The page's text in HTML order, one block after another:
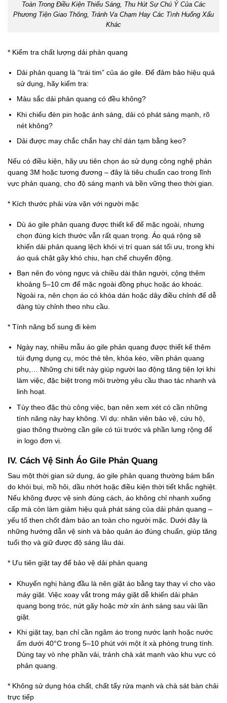
Toàn Trong Điều Kiện Thiếu Sáng, Thu Hút Sự Chú Ý Của Các
Phương Tiện Giao Thông, Tránh Va Chạm Hay Các Tình Huống Xấu
Khác
* Kiểm tra chất lượng dải phản quang
Dải phản quang là “trái tim” của áo gile. Để đảm bảo hiệu quả
sử dụng, hãy kiểm tra:
Màu sắc dải phản quang có đều không?
Khi chiếu đèn pin hoặc ánh sáng, dải có phát sáng mạnh, rõ
nét không?
Dải được may chắc chắn hay chỉ dán tạm bằng keo?
Nếu có điều kiện, hãy ưu tiên chọn áo sử dụng công nghệ phản
quang 3M hoặc tương đương – đây là tiêu chuẩn cao trong lĩnh
vực phản quang, cho độ sáng mạnh và bền vững theo thời gian.
* Kích thước phải vừa vặn với người mặc
Dù áo gile phản quang được thiết kế để mặc ngoài, nhưng
chọn đúng kích thước vẫn rất quan trọng. Áo quá rộng sẽ
khiến dải phản quang lệch khỏi vị trí quan sát tối ưu, trong khi
áo quá chật gây khó chịu, hạn chế chuyển động.
Bạn nên đo vòng ngực và chiều dài thân người, cộng thêm
khoảng 5–10 cm để mặc ngoài đồng phục hoặc áo khoác.
Ngoài ra, nên chọn áo có khóa dán hoặc dây điều chỉnh để dễ
dàng tùy chỉnh theo nhu cầu.
* Tính năng bổ sung đi kèm
Ngày nay, nhiều mẫu áo gile phản quang được thiết kế thêm
túi đựng dụng cụ, móc thẻ tên, khóa kéo, viền phản quang
phụ,… Những chi tiết này giúp người lao động tăng tiện lợi khi
làm việc, đặc biệt trong môi trường yêu cầu thao tác nhanh và
linh hoạt.
Tùy theo đặc thù công việc, bạn nên xem xét có cần những
tính năng này hay không. Ví dụ: nhân viên bảo vệ, cứu hộ,
giao thông thường cần gile có túi trước và phần lưng rộng để
in logo đơn vị.
IV. Cách Vệ Sinh Áo Gile Phản Quang
Sau một thời gian sử dụng, áo gile phản quang thường bám bẩn
do khói bụi, mồ hôi, dầu nhớt hoặc điều kiện thời tiết khắc nghiệt.
Nếu không được vệ sinh đúng cách, áo không chỉ nhanh xuống
cấp mà còn làm giảm hiệu quả phát sáng của dải phản quang –
yếu tố then chốt đảm bảo an toàn cho người mặc. Dưới đây là
những hướng dẫn vệ sinh và bảo quản áo đúng chuẩn, giúp tăng
tuổi thọ và giữ được độ sáng lâu dài.
* Ưu tiên giặt tay để bảo vệ dải phản quang
Khuyến nghị hàng đầu là nên giặt áo bằng tay thay vì cho vào
máy giặt. Việc xoay vắt trong máy giặt dễ khiến dải phản
quang bong tróc, nứt gãy hoặc mờ xỉn ánh sáng sau vài lần
giặt.
Khi giặt tay, bạn chỉ cần ngâm áo trong nước lạnh hoặc nước
ấm dưới 40°C trong 5–10 phút với một ít xà phòng trung tính.
Dùng tay vò nhẹ phần vải, tránh chà xát mạnh vào khu vực có
phản quang.
* Không sử dụng hóa chất, chất tẩy rửa mạnh và chà sát bàn chải
trực tiếp